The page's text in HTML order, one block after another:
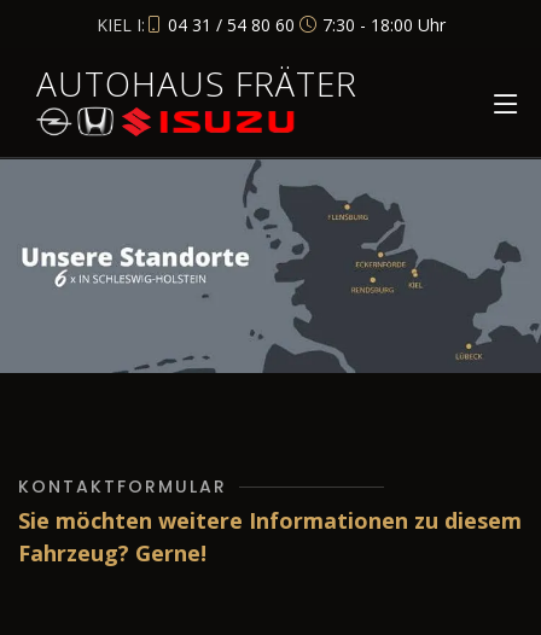
KIEL I: 04 31 / 54 80 60 7:30 - 18:00 Uhr
AUTOHAUS FRÄTER
KONTAKTFORMULAR
Sie möchten weitere Informationen zu diesem
Fahrzeug? Gerne!